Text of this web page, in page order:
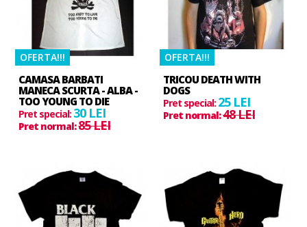
HOT
OFERTA!!!
CAMASA BARBATI
MANECA SCURTA - ALBA -
TOO YOUNG TO DIE
Pret special: 30 LEI
Pret normal:85 LEI
HOT
OFERTA!!!
TRICOU DEATH WITH
DOGS
Pret special: 25 LEI
Pret normal:48 LEI